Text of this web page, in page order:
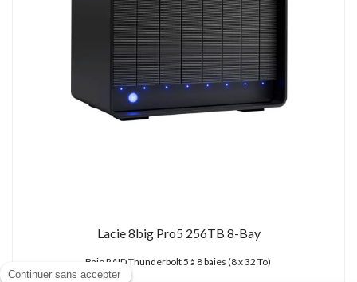
Lacie 8big Pro5 256TB 8-Bay
Baie RAID Thunderbolt 5 à 8 baies (8 x 32 To)
Continuer sans accepter